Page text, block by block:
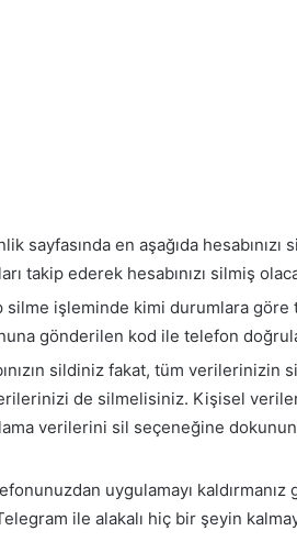
sayfasında en aşağıda
takip ederek hesabınızı silmiş
silme işleminde kimi durumlara
gönderilen kod ile telefon
sildiniz fakat, tüm verilerinizin
de silmelisiniz. Kişisel
verilerini sil seçeneğine
uygulamayı kaldırmanız
ile alakalı hiç bir şeyin